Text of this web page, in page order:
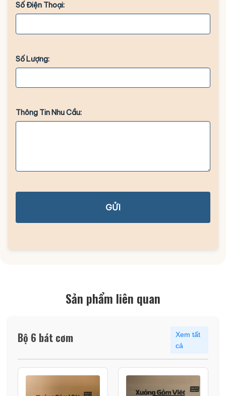
Số Điện Thoại:
Số Lượng:
Thông Tin Nhu Cầu:
GỬI
Sản phẩm liên quan
Bộ 6 bát cơm
Xem tất
cả